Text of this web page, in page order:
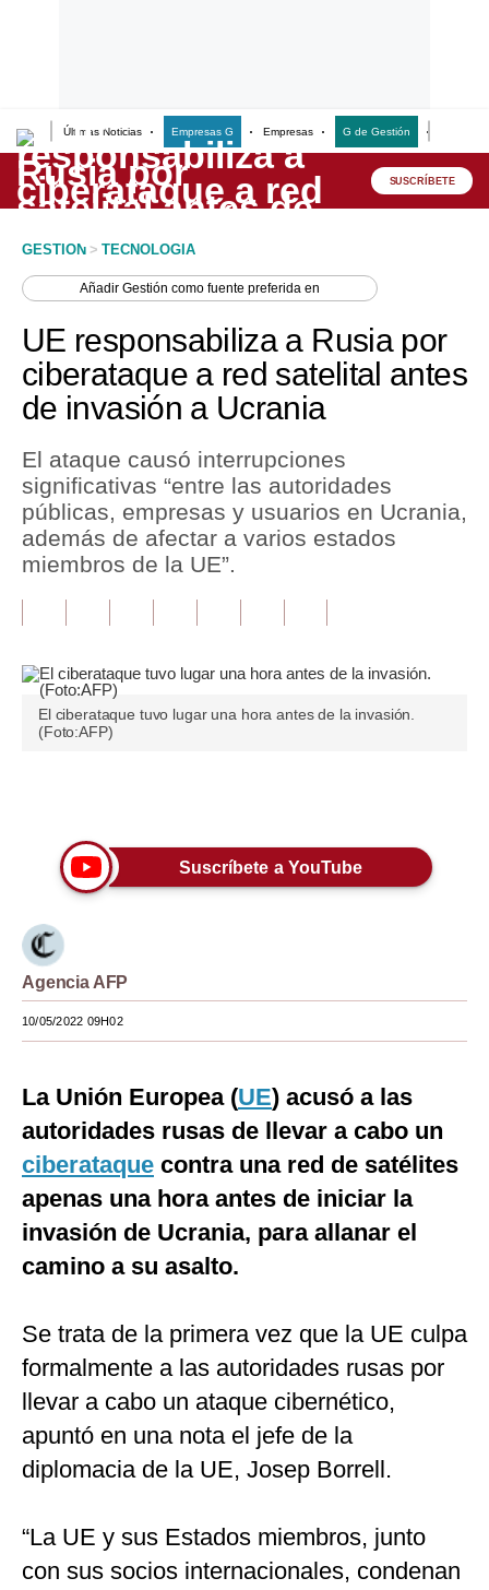
Últimas Noticias Empresas G Empresas G de Gestión
Lo último
Peru Quiosco
Economía
Mercados
Política
Tu Dinero
Finanzas Personales
Opinión
Tendencias
Lujo
Viajes
Mundo
EEUU
España
Internacional
Club del Suscriptor
Mix
G de Gestión
Podcast
Gestión TV
SUSCRÍBETE
GESTION > TECNOLOGIA
AñadirGestión como fuente preferida en
UE responsabiliza a Rusia por
ciberataque a red satelital antes
de invasión a Ucrania
El ataque causó interrupciones
significativas “entre las autoridades
públicas, empresas y usuarios en Ucrania,
además de afectar a varios estados
miembros de la UE”.
El ciberataque tuvo lugar una hora antes de la invasión.
(Foto:AFP)
Suscríbete a YouTube
Agencia AFP
10/05/2022 09H02
La Unión Europea (UE) acusó a las
autoridades rusas de llevar a cabo un
ciberataque contra una red de satélites
apenas una hora antes de iniciar la
invasión de Ucrania, para allanar el
camino a su asalto.
Se trata de la primera vez que la UE culpa
formalmente a las autoridades rusas por
llevar a cabo un ataque cibernético,
apuntó en una nota el jefe de la
diplomacia de la UE, Josep Borrell.
“La UE y sus Estados miembros, junto
con sus socios internacionales, condenan